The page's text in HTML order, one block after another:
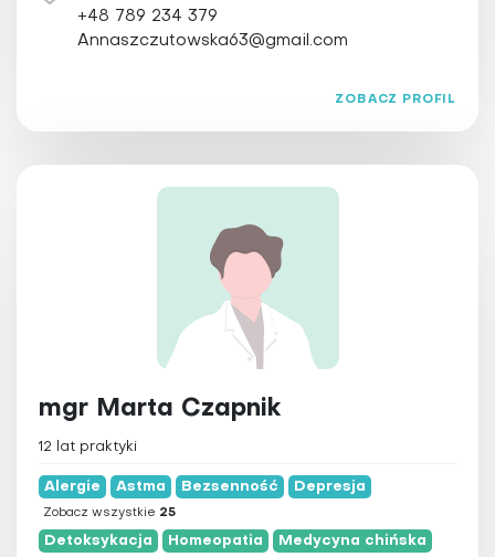
+48 789 234 379
Annaszczutowska63@gmail.com
ZOBACZ PROFIL
mgr Marta Czapnik
12 lat praktyki
Alergie Astma Bezsenność Depresja
Zobacz wszystkie 25
Detoksykacja Homeopatia Medycyna chińska